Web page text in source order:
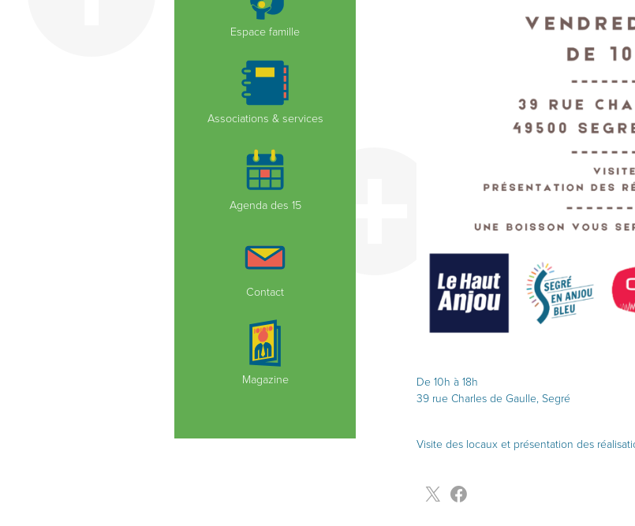
De 10h à 18h
39 rue Charles de Gaulle, Segré
Visite des locaux et présentation des
Espace famille
Associations & services
Agenda des 15
Contact
Magazine